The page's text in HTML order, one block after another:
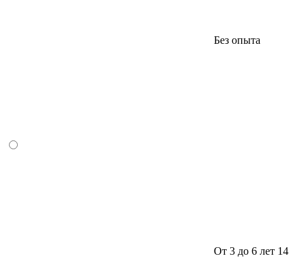
Без опыта
От 3 до 6 лет 14